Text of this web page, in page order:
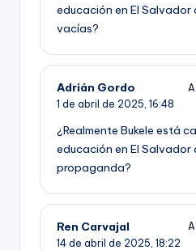
educación en El Salvador
vacías?
Adrián Gordo
1 de abril de 2025, 16:48
¿Realmente Bukele está
educación en El Salvador
propaganda?
Ren Carvajal
14 de abril de 2025, 18:22